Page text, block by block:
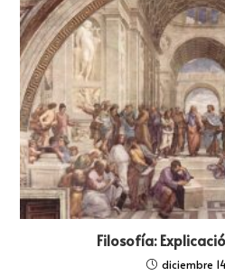
Filosofía:
diciembre